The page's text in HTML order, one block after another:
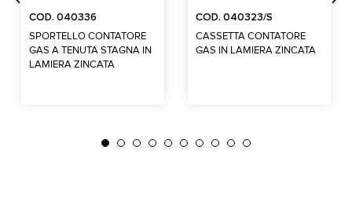
COD. 040336
SPORTELLO CONTATORE
GAS A TENUTA STAGNA IN
LAMIERA ZINCATA
COD. 040323/S
CASSETTA CONTATORE
GAS IN LAMIERA ZINCATA